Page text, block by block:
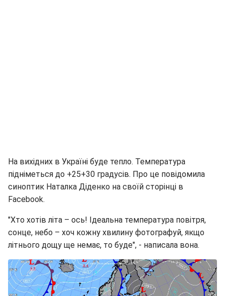
На вихідних в Україні буде тепло. Температура
підніметься до +25+30 градусів. Про це повідомила
синоптик Наталка Діденко на своїй сторінці в
Facebook.
"Хто хотів літа – ось! Ідеальна температура повітря,
сонце, небо – хоч кожну хвилину фотографуй, якщо
літнього дощу ще немає, то буде", - написала вона.